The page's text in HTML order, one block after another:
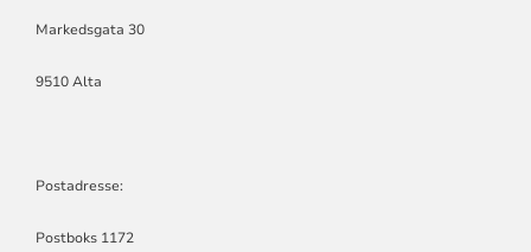
Markedsgata 30
9510 Alta
Postadresse:
Postboks 1172